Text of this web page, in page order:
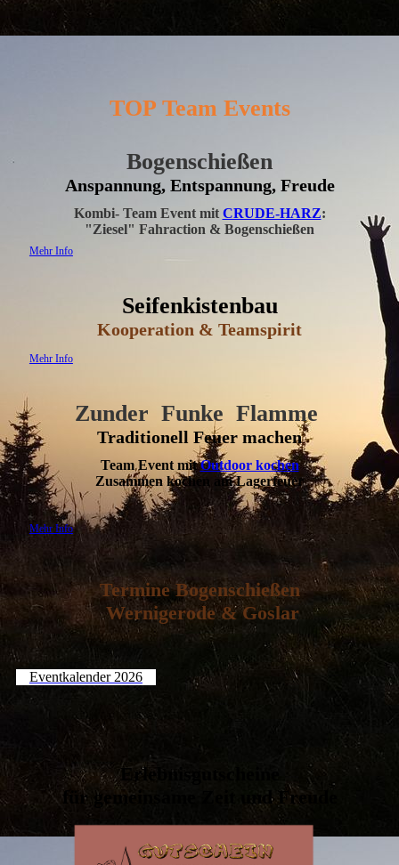
TOP Team Events
Bogenschießen
Anspannung, Entspannung, Freude
Kombi- Team Event mit CRUDE-HARZ:
"Ziesel" Fahraction & Bogenschießen
Mehr Info
Seifenkistenbau
Kooperation & Teamspirit
Mehr Info
Zunder Funke Flamme
Traditionell Feuer machen
Team Event mitOutdoor kochen
Zusammen kochen am Lagerfeuer
Mehr Info
Termine Bogenschießen
Wernigerode & Goslar
Eventkalender 2026
Erlebnisgutscheine
für gemeinsame Zeit und Freude